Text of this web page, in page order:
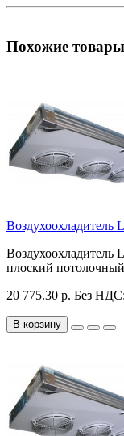
Похожие товары
Воздухоохладитель
Воздухоохладитель
плоский потолочный
20 775.30 р. Без
В корзину